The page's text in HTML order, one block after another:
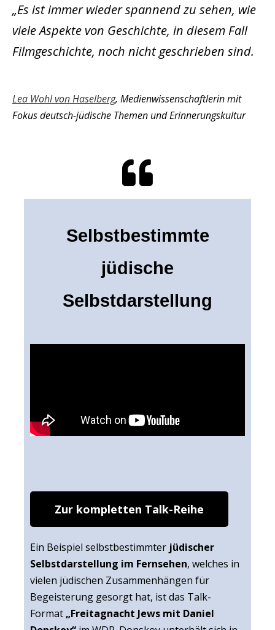
„Es ist immer wieder spannend zu sehen, wie
viele Aspekte von Geschichte, in diesem Fall
Filmgeschichte, noch nicht geschrieben sind.
Lea Wohl von Haselberg, Medienwissenschaftlerin mit
Fokus deutsch-jüdische Themen und Erinnerungskultur
Selbstbestimmte
jüdische
Selbstdarstellung
Zur kompletten Talk-Reihe
Ein Beispiel selbstbestimmter jüdischer
Selbstdarstellung im Fernsehen, welches in
vielen jüdischen Zusammenhängen für
Begeisterung gesorgt hat, ist das Talk-
Format „Freitagnacht Jews mit Daniel